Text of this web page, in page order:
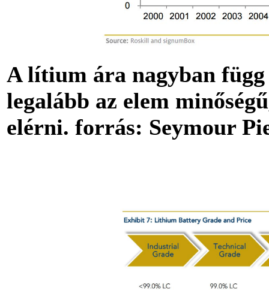
A lítium ára nagyban
legalább az elem
elérni. forrás: Seymour